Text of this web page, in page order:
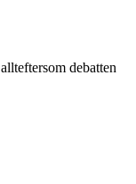
debatten